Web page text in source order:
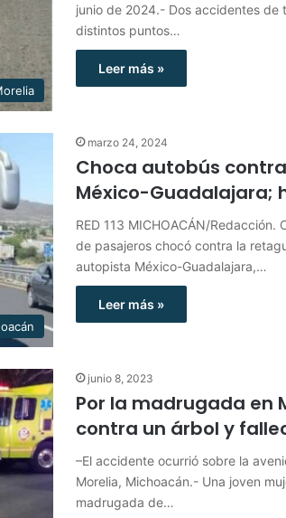
junio de 2024.- Dos accidentes de
distintos puntos…
Leer más »
marzo 24, 2024
Choca autobús
México-Guadalajara;
RED 113 MICHOACÁN/
de pasajeros chocó contra la
autopista México-Guadalajara,…
Leer más »
junio 8, 2023
Por la madrugada en
contra un árbol y
–El accidente ocurrió sobre la
Morelia, Michoacán.- Una joven
madrugada de…